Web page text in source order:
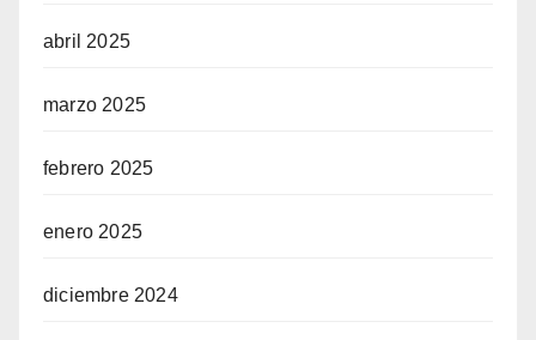
abril 2025
marzo 2025
febrero 2025
enero 2025
diciembre 2024